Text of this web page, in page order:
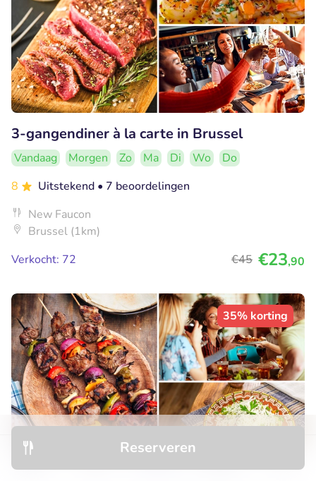
Reserveren
3-gangendiner à la carte in Brussel
Vandaag Morgen Zo Ma Di Wo
Do
8
Uitstekend • 7 beoordelingen
New Faucon
Brussel (1km)
Verkocht: 72
€45 €23,90
35% korting